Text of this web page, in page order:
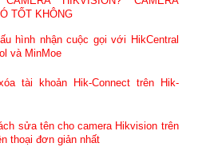
TỐT KHÔNG
hình nhận cuộc gọi với HikCentral
và MinMoe
tài khoản Hik-Connect trên Hik-
sửa tên cho camera Hikvision trên
thoại đơn giản nhất